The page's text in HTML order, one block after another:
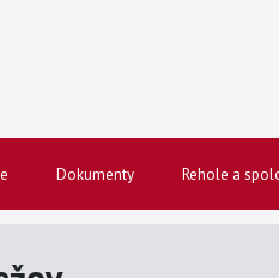
Dokumenty Rehole a